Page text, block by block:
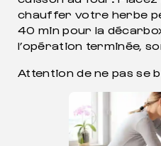
chauffer votre herbe
40 min pour la
l’opération terminée,
Attention de ne pas se